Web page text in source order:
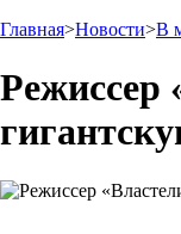
Главная>Новости>В
Режиссер